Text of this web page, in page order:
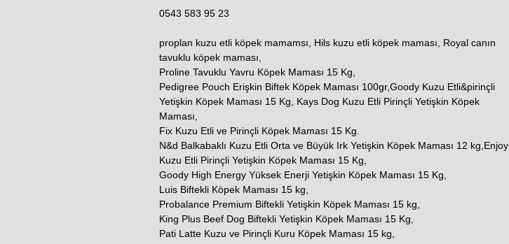
0543 583 95 23
proplan kuzu etli köpek mamamsı, Hils kuzu etli köpek maması, Royal canın
tavuklu köpek maması,
Proline Tavuklu Yavru Köpek Maması 15 Kg,
Pedigree Pouch Erişkin Biftek Köpek Maması 100gr,Goody Kuzu Etli&pirinçli
Yetişkin Köpek Maması 15 Kg, Kays Dog Kuzu Etli Pirinçli Yetişkin Köpek
Maması,
Fix Kuzu Etli ve Pirinçli Köpek Maması 15 Kg.
N&d Balkabaklı Kuzu Etli Orta ve Büyük Irk Yetişkin Köpek Maması 12 kg,Enjoy
Kuzu Etli Pirinçli Yetişkin Köpek Maması 15 Kg,
Goody High Energy Yüksek Enerji Yetişkin Köpek Maması 15 Kg,
Luis Biftekli Köpek Maması 15 kg,
Probalance Premium Biftekli Yetişkin Köpek Maması 15 kg,
King Plus Beef Dog Biftekli Yetişkin Köpek Maması 15 Kg,
Pati Latte Kuzu ve Pirinçli Kuru Köpek Maması 15 kg,